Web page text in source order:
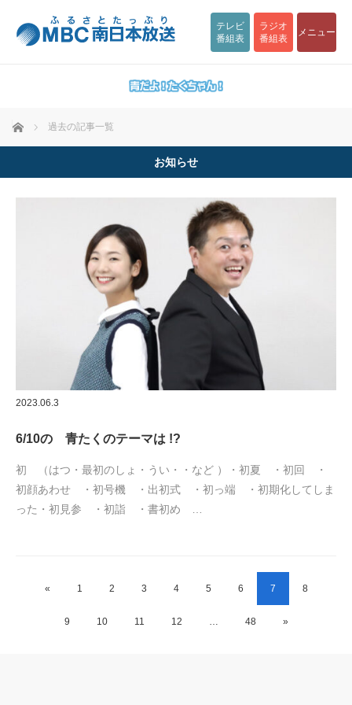
テレビ
番組表
ラジオ
番組表
メニュー
ホーム 過去の記事一覧
お知らせ
2023.06.3
6/10の 青たくのテーマは !?
初 （はつ・最初のしょ・うい・・など ）・初夏 ・初回 ・
初顔あわせ ・初号機 ・出初式 ・初っ端 ・初期化してしま
った・初見参 ・初詣 ・書初め …
« 1 2 3 4 5 6 7 8
9 10 11 12 48 »